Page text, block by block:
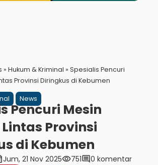
» Hukum & Kriminal » Spesialis Pencuri
Provinsi Diringkus di Kebumen
News
Pencuri Mesin
Provinsi
di Kebumen
Jum, 21 Nov 2025visibility751comment0 komentar